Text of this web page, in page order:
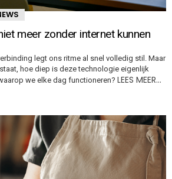
meer zonder internet kunnen
legt ons ritme al snel volledig stil. Maar
hoe diep is deze technologie eigenlijk
we elke dag functioneren? LEES MEER…